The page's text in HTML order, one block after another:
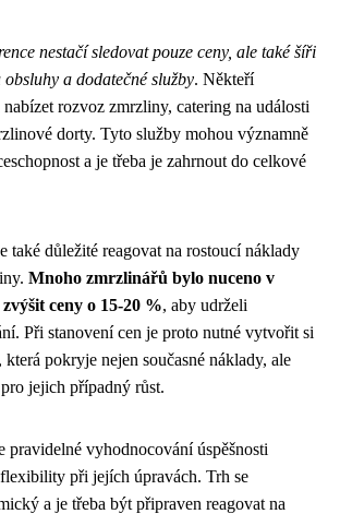
nestačí sledovat pouze ceny, ale také šíři
a dodatečné služby. Někteří
rozvoz zmrzliny, catering na události
dorty. Tyto služby mohou významně
a je třeba je zahrnout do celkové
také důležité reagovat na rostoucí náklady
Mnoho zmrzlinářů bylo nuceno v
ceny o 15-20 %, aby udrželi
Při stanovení cen je proto nutné vytvořit si
která pokryje nejen současné náklady, ale
jejich případný růst.
pravidelné vyhodnocování úspěšnosti
při jejích úpravách. Trh se
a je třeba být připraven reagovat na